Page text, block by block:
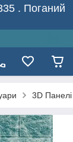
. Поганий
3D Панелі